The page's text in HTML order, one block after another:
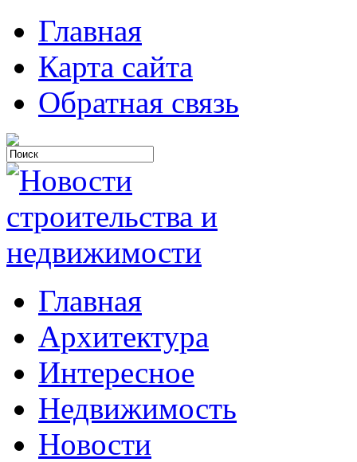
Главная
Карта сайта
Обратная связь
Главная
Архитектура
Интересное
Недвижимость
Новости